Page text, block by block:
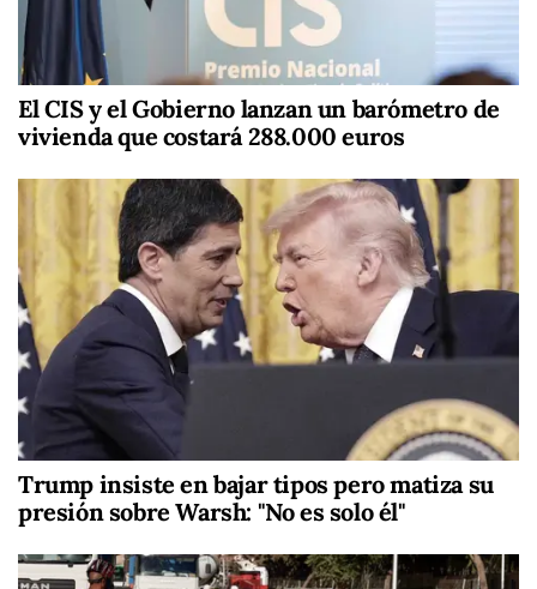
El CIS y el Gobierno lanzan un barómetro de
vivienda que costará 288.000 euros
Trump insiste en bajar tipos pero matiza su
presión sobre Warsh: "No es solo él"